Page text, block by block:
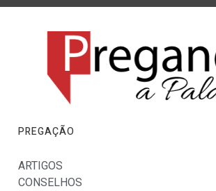
PREGAÇÃO
ARTIGOS
CONSELHOS